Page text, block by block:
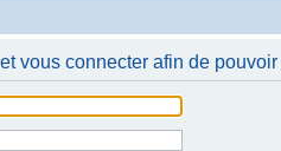
vous connecter afin de